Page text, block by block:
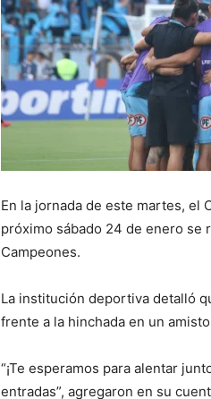
En la jornada de este martes, el
próximo sábado 24 de enero se
Campeones.
La institución deportiva detalló
frente a la hinchada en un
“¡Te esperamos para alentar
entradas”, agregaron en su